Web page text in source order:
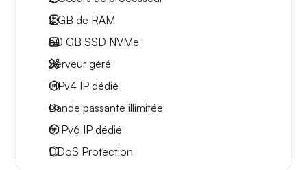
2 GB de RAM
50 GB SSD NVMe
Serveur géré
1 IPv4 IP dédié
Bande passante illimitée
6 IPv6 IP dédié
DDoS Protection